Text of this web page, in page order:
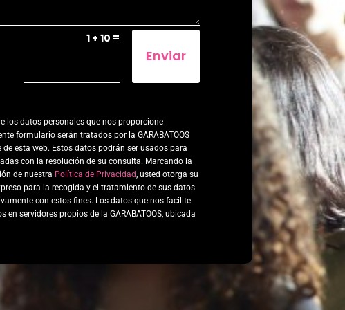
1 + 10 =
Enviar
los datos personales que nos proporcione
formulario serán tratados por la GARABATOOS
esta web. Estos datos podrán ser usados para
con la resolución de su consulta. Marcando la
de nuestra Política de Privacidad usted otorga su
para la recogida y el tratamiento de sus datos
con estos fines. Los datos que nos facilite
en servidores propios de la GARABATOOS, ubicada